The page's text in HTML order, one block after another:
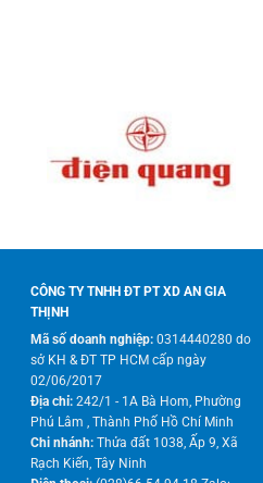
CÔNG TY TNHH ĐT PT XD AN GIA
THỊNH
Mã số doanh nghiệp:0314440280 do
sở KH & ĐT TP HCM cấp ngày
02/06/2017
Địa chỉ:242/1 - 1A Bà Hom, Phường
Phú Lâm , Thành Phố Hồ Chí Minh
Chi nhánh: Thửa đất 1038, Ấp 9, Xã
Rạch Kiến, Tây Ninh